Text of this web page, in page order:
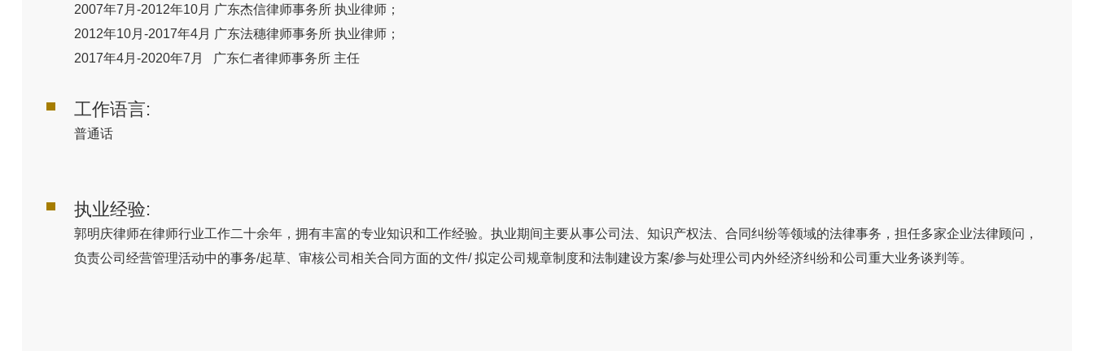
2007年7月-2012年10月 广东杰信律师事务所 执业律师；
2012年10月-2017年4月 广东法穗律师事务所 执业律师；
2017年4月-2020年7月 广东仁者律师事务所 主任
工作语言:
普通话
执业经验:
郭明庆律师在律师行业工作二十余年，拥有丰富的专业知识和工作经验。执业期间主要从事公司法、知识产权法、合同纠纷等领域的法律事务，担任多家企业法律顾问，
负责公司经营管理活动中的事务/起草、审核公司相关合同方面的文件/ 拟定公司规章制度和法制建设方案/参与处理公司内外经济纠纷和公司重大业务谈判等。